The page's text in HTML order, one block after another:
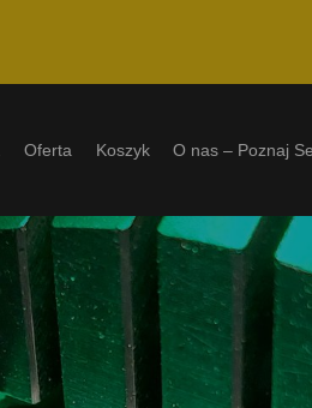
Oferta Koszyk O nas – Poznaj